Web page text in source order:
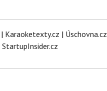
| Karaoketexty.cz | Úschovna.cz
StartupInsider.cz